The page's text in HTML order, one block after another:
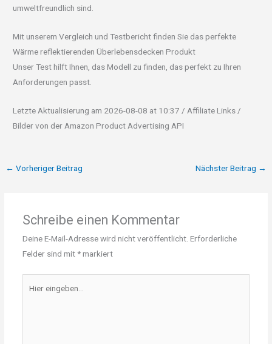
umweltfreundlich sind.
Mit unserem Vergleich und Testbericht finden Sie das perfekte
Wärme reflektierenden Überlebensdecken Produkt
Unser Test hilft Ihnen, das Modell zu finden, das perfekt zu Ihren
Anforderungen passt.
Letzte Aktualisierung am 2026-08-08 at 10:37 / Affiliate Links /
Bilder von der Amazon Product Advertising API
← Vorheriger Beitrag Nächster Beitrag →
Schreibe einen Kommentar
Deine E-Mail-Adresse wird nicht veröffentlicht. Erforderliche
Felder sind mit*markiert
eingeben…